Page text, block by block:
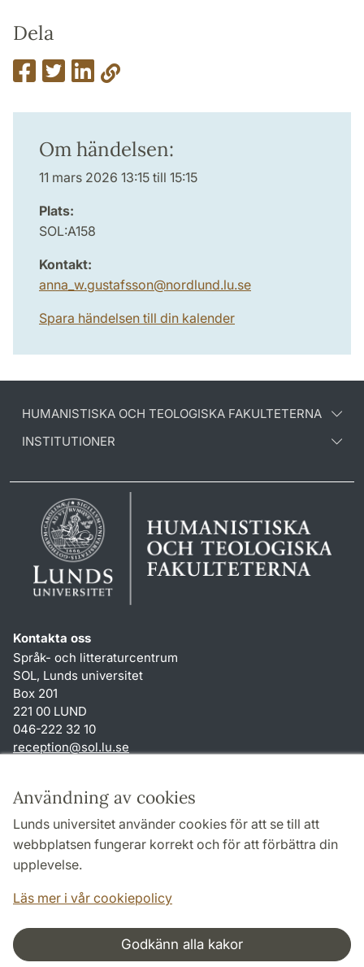
Användning av cookies
Lunds universitet använder cookies för att se till att
webbplatsen fungerar korrekt och för att förbättra din
upplevelse.
Läs mer i vår cookiepolicy
Godkänn alla kakor
Dela
Om händelsen:
11 mars 2026 13:15 till 15:15
Plats:
SOL:A158
Kontakt:
anna_w.gustafsson@nordlund.lu.se
Spara händelsen till din kalender
HUMANISTISKA OCH TEOLOGISKA FAKULTETERNA
INSTITUTIONER
Kontakta oss
Språk- och litteraturcentrum
SOL, Lunds universitet
Box 201
221 00 LUND
046-222 32 10
reception@sol.lu.se
Genvägar
Om webbplatsen och cookies
Behandling av personuppgifter
Tillgänglighetsredogörelse
Samarbeten och nätverk